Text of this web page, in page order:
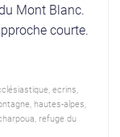
Mont Blanc.
courte.
, ecrins
, hautes-alpes
refuge du